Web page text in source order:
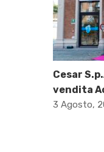
Cesar
vendita
3 Agosto,